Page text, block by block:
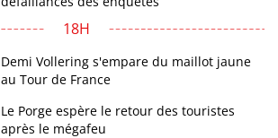
18H
Demi Vollering s'empare du maillot jaune
au Tour de France
Le Porge espère le retour des touristes
après le mégafeu